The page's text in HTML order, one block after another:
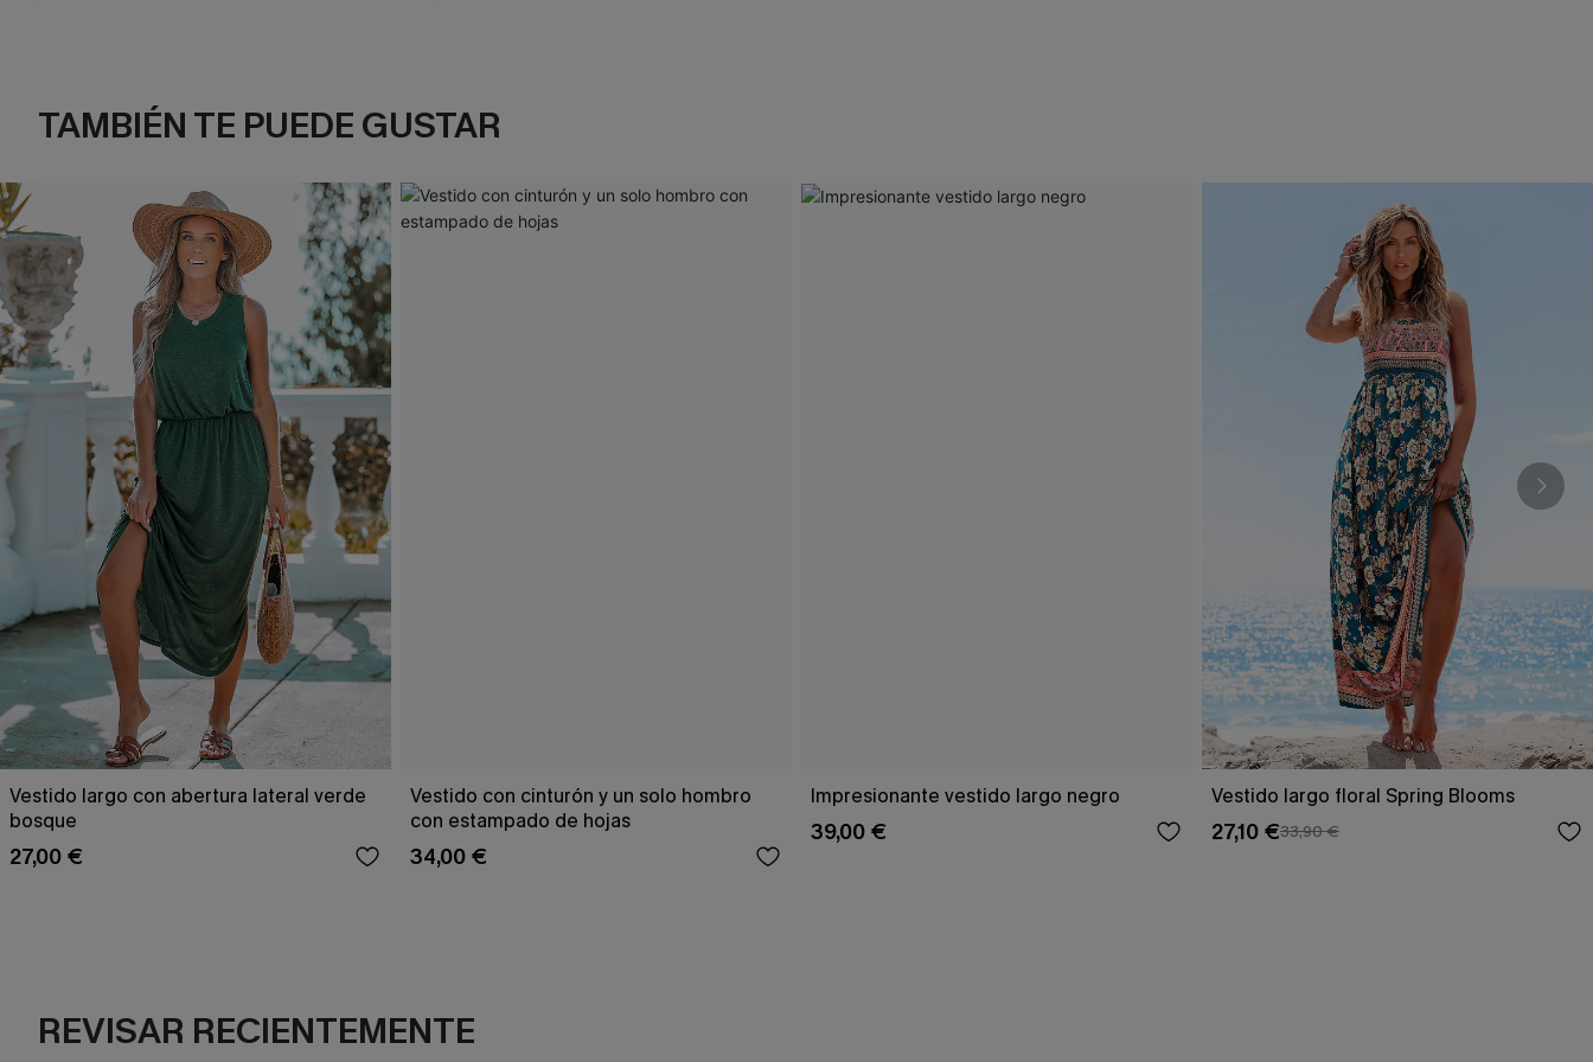
TAMBIÉN TE PUEDE GUSTAR
Vestido largo con abertura lateral verde
bosque
27,00 €
Vestido con cinturón y un solo hombro
con estampado de hojas
34,00 €
Impresionante vestido largo negro
39,00 €
Vestido largo floral Spring Blooms
27,10 €33,90 €
REVISAR RECIENTEMENTE